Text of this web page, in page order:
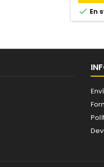
 En